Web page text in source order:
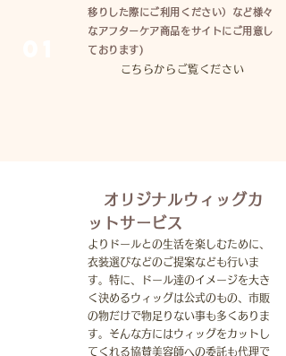
移りした際にご利用ください）など様々
なアフターケア商品をサイトにご用意し
ております)
こちらからご覧ください
オリジナルウィッグカ
ットサービス
よりドールとの生活を楽しむために、
衣装選びなどのご提案なども行いま
す。特に、ドール達のイメージを大き
く決めるウィッグは公式のもの、市販
の物だけで物足りない事も多くありま
す。そんな方にはウィッグをカットし
てくれる協賛美容師への委託も代理で